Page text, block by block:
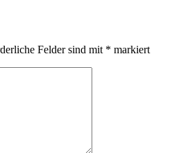
Felder sind mit * markiert